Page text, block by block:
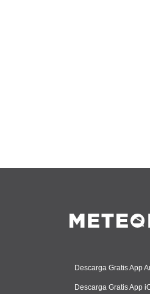
Descarga Gratis App
Descarga Gratis App